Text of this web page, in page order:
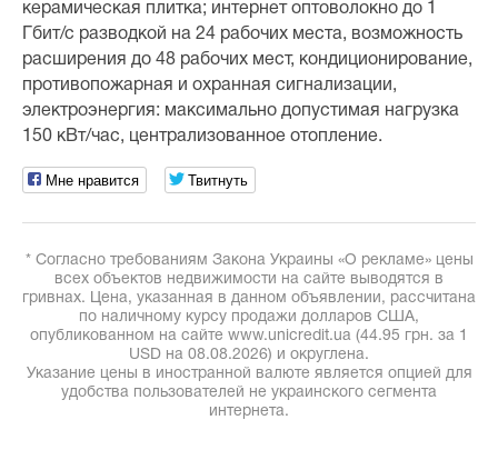
керамическая плитка; интернет оптоволокно до 1
Гбит/с разводкой на 24 рабочих места, возможность
расширения до 48 рабочих мест, кондиционирование,
противопожарная и охранная сигнализации,
электроэнергия: максимально допустимая нагрузка
150 кВт/час, централизованное отопление.
Мне нравится Твитнуть
* Согласно требованиям Закона Украины «О рекламе» цены
всех объектов недвижимости на сайте выводятся в
гривнах. Цена, указанная в данном объявлении, рассчитана
по наличному курсу продажи долларов США,
опубликованном на сайте www.unicredit.ua (44.95 грн. за 1
USD на 08.08.2026) и округлена.
Указание цены в иностранной валюте является опцией для
удобства пользователей не украинского сегмента
интернета.